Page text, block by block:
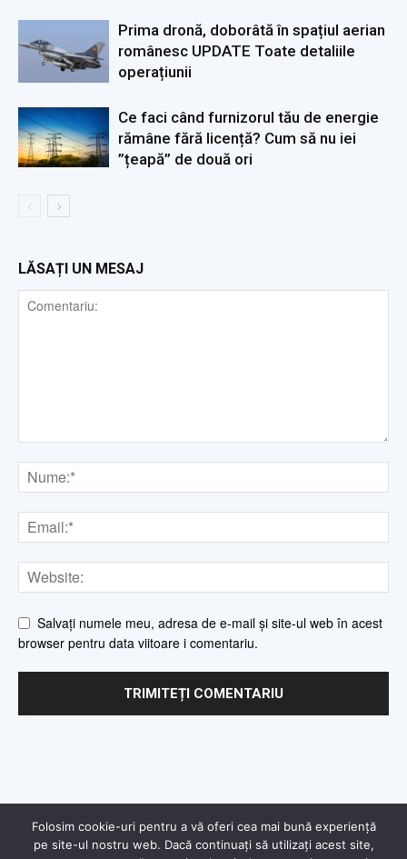
Prima dronă, doborâtă în spațiul aerian
românesc UPDATE Toate detaliile
operațiunii
Ce faci când furnizorul tău de energie
rămâne fără licență? Cum să nu iei
”țeapă” de două ori
LĂSAȚI UN MESAJ
Salvați numele meu, adresa de e-mail și site-ul web în acest
browser pentru data viitoare i comentariu.
Folosim cookie-uri pentru a vă oferi cea mai bună experiență
pe site-ul nostru web. Dacă continuați să utilizați acest site,